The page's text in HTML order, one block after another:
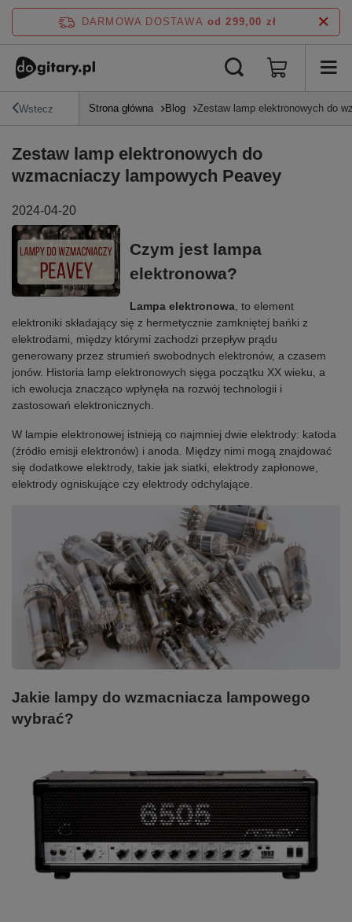
DARMOWA DOSTAWA od 299,00 zł
Wstecz Strona główna Blog Zestaw lamp elektronowych do
Zestaw lamp elektronowych do
wzmacniaczy lampowych Peavey
2024-04-20
Czym jest lampa
elektronowa?
Lampa elektronowa, to element
elektroniki składający się z hermetycznie zamkniętej bańki z
elektrodami, między którymi zachodzi przepływ prądu
generowany przez strumień swobodnych elektronów, a czasem
jonów. Historia lamp elektronowych sięga początku XX wieku, a
ich ewolucja znacząco wpłynęła na rozwój technologii i
zastosowań elektronicznych.
W lampie elektronowej istnieją co najmniej dwie elektrody: katoda
(źródło emisji elektronów) i anoda. Między nimi mogą znajdować
się dodatkowe elektrody, takie jak siatki, elektrody zapłonowe,
elektrody ogniskujące czy elektrody odchylające.
Jakie lampy do wzmacniacza lampowego
wybrać?